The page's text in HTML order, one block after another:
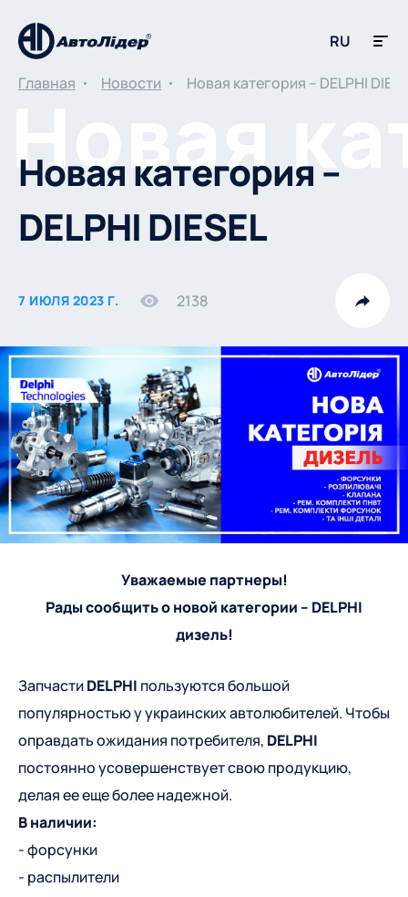
RU
Главная Новости Новая категория – DELPHI
Новая категория –
DELPHI DIESEL
7 ИЮЛЯ 2023 Г. 2138
Уважаемые партнеры!
Рады сообщить о новой категории – DELPHI
дизель!
ЗапчастиDELPHI пользуются большой
популярностью у украинских автолюбителей. Чтобы
оправдать ожидания потребителя, DELPHI
постоянно усовершенствует свою продукцию,
делая ее еще более надежной.
В наличии:
- форсунки
- распылители